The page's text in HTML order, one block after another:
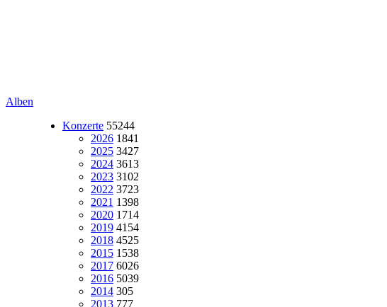
Alben
Konzerte 55244
2026 1841
2025 3427
2024 3613
2023 3102
2022 3723
2021 1398
2020 1714
2019 4154
2018 4525
2015 1538
2017 6026
2016 5039
2014 305
2013 777